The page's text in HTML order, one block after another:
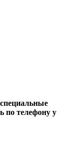
по телефону у